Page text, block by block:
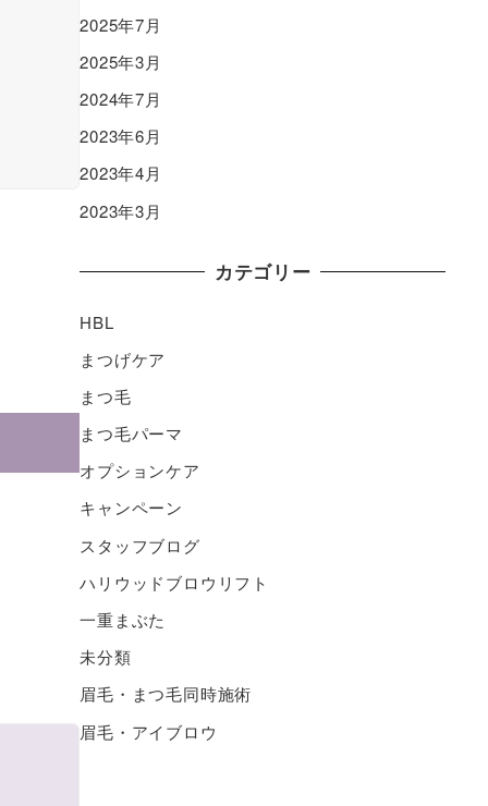
2025年7月
2025年3月
2024年7月
2023年6月
2023年4月
2023年3月
カテゴリー
HBL
まつげケア
まつ毛
まつ毛パーマ
オプションケア
キャンペーン
スタッフブログ
ハリウッドブロウリフト
一重まぶた
未分類
眉毛・まつ毛同時施術
眉毛・アイブロウ